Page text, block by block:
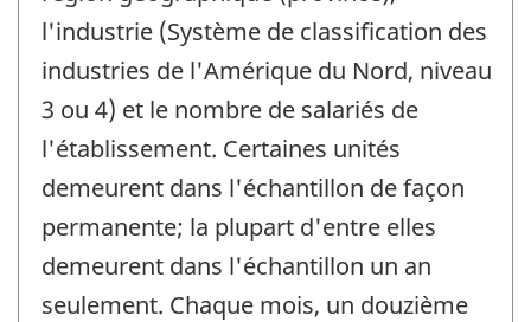
l'industrie (Système de classification des
industries de l'Amérique du Nord, niveau
3 ou 4) et le nombre de salariés de
l'établissement. Certaines unités
demeurent dans l'échantillon de façon
permanente; la plupart d'entre elles
demeurent dans l'échantillon un an
seulement. Chaque mois, un douzième